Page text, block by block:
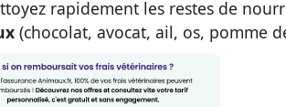
rapidement les restes de
(chocolat, avocat, ail, os, pomme